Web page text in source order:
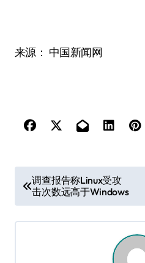
来源： 中国新闻网
章
导
调查报告称Linux受攻
击次数远高于Windows